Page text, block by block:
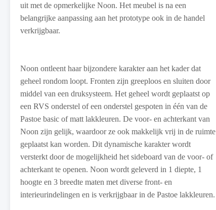
uit met de opmerkelijke Noon. Het meubel is na een
belangrijke aanpassing aan het prototype ook in de handel
verkrijgbaar.
Noon ontleent haar bijzondere karakter aan het kader dat
geheel rondom loopt. Fronten zijn greeploos en sluiten door
middel van een druksysteem. Het geheel wordt geplaatst op
een RVS onderstel of een onderstel gespoten in één van de
Pastoe basic of matt lakkleuren. De voor- en achterkant van
Noon zijn gelijk, waardoor ze ook makkelijk vrij in de ruimte
geplaatst kan worden. Dit dynamische karakter wordt
versterkt door de mogelijkheid het sideboard van de voor- of
achterkant te openen. Noon wordt geleverd in 1 diepte, 1
hoogte en 3 breedte maten met diverse front- en
interieurindelingen en is verkrijgbaar in de Pastoe lakkleuren.